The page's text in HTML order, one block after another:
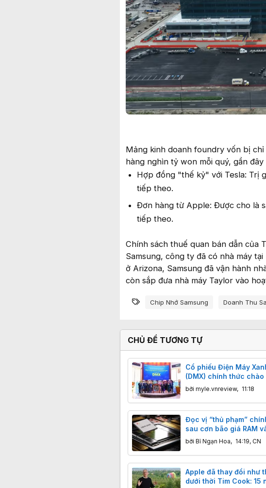
Mảng kinh doanh foundry vốn bị
hàng nghìn tỷ won mỗi quý, gần
Hợp đồng "thế kỷ" với Tesla: Trị
tiếp theo.
Đơn hàng từ Apple: Được cho là
tiếp theo.
Chính sách thuế quan bán dẫn của
Samsung, công ty đã có nhà máy
ở Arizona, Samsung đã vận hành
còn sắp đưa nhà máy Taylor vào
Từ khóa
Chip Nhớ Samsung Doanh Thu
CHỦ ĐỀ TƯƠNG TỰ
Cổ phiếu Điện Máy
(DMX) chính thức chào
HOSE sau thương vụ
bởi myle.vnreview, 11:18
Đọc vị “thủ phạm”
sau cơn bão giá RAM
nhớ toàn cầu
bởi Bỉ Ngạn Hoa, 14:19, CN
Apple đã thay đổi như
dưới thời Tim Cook: 15